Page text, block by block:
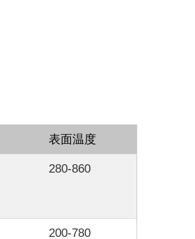
表面温度
280-860
200-780